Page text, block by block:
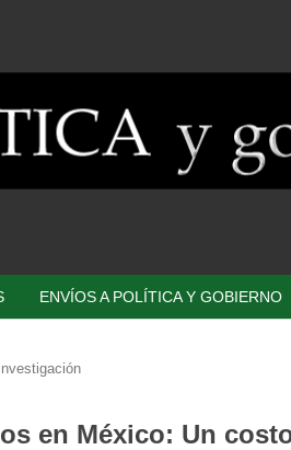
ENVÍOS A POLÍTICA Y GOBIERNO
en México: Un